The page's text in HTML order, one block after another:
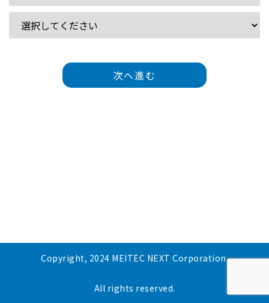
次へ進む
Copyright, 2024 MEITEC NEXT Corporation.
All rights reserved.